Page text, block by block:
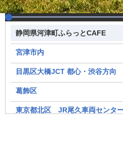
静岡県河津町ふらっとCAFE
宮津市内
目黒区大橋JCT 都心・渋谷方向
葛飾区
東京都北区 JR尾久車両センタ